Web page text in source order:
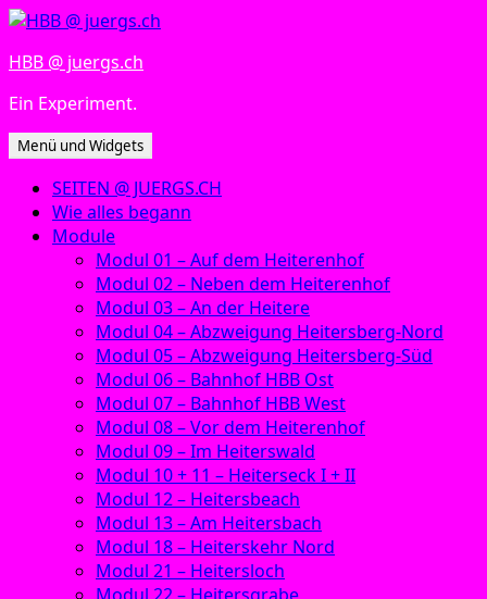
Zum
springen
HBB @ juergs.ch
Ein Experiment.
Menü und Widgets
SEITEN @ JUERGS.CH
Wie alles begann
Module
Modul 01 – Auf dem Heiterenhof
Modul 02 – Neben dem Heiterenhof
Modul 03 – An der Heitere
Modul 04 – Abzweigung Heitersberg-Nord
Modul 05 – Abzweigung Heitersberg-Süd
Modul 06 – Bahnhof HBB Ost
Modul 07 – Bahnhof HBB West
Modul 08 – Vor dem Heiterenhof
Modul 09 – Im Heiterswald
Modul 10 + 11 – Heiterseck I + II
Modul 12 – Heitersbeach
Modul 13 – Am Heitersbach
Modul 18 – Heiterskehr Nord
Modul 21 – Heitersloch